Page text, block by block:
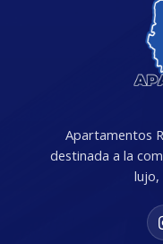
Apartamentos
destinada a la
lujo,